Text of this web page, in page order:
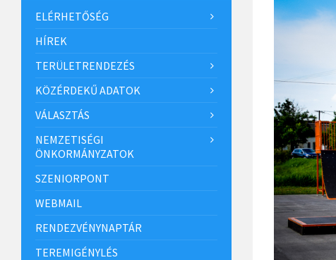
ELÉRHETŐSÉG
HÍREK
TERÜLETRENDEZÉS
KÖZÉRDEKŰ ADATOK
VÁLASZTÁS
NEMZETISÉGI
ÖNKORMÁNYZATOK
SZENIORPONT
WEBMAIL
RENDEZVÉNYNAPTÁR
TEREMIGÉNYLÉS